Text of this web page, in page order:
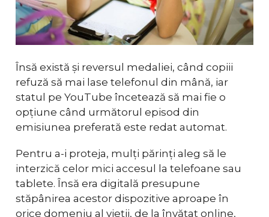
Însă există și reversul medaliei, când copiii
refuză să mai lase telefonul din mână, iar
statul pe YouTube încetează să mai fie o
opțiune când următorul episod din
emisiunea preferată este redat automat.
Pentru a-i proteja, mulți părinți aleg să le
interzică celor mici accesul la telefoane sau
tablete. Însă era digitală presupune
stăpânirea acestor dispozitive aproape în
orice domeniu al vieții, de la învățat online,